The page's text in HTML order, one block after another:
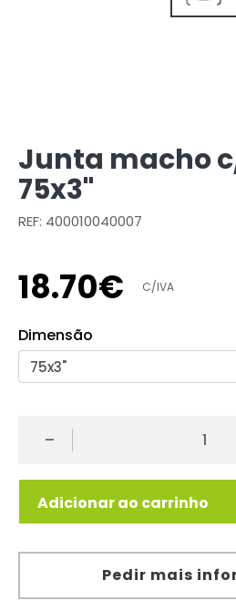
Junta macho
75x3"
REF: 400010040007
18.70€ C/IVA
Dimensão
-
Adicionar ao carrinho
Pedir mais